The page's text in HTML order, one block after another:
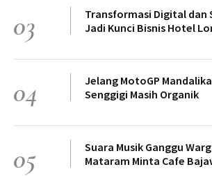
03
Transformasi Digital
Jadi Kunci Bisnis Hotel
04
Jelang MotoGP
Senggigi Masih Organik
05
Suara Musik Ganggu
Mataram Minta Cafe